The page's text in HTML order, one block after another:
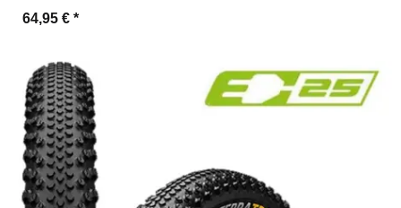
64,95 € *